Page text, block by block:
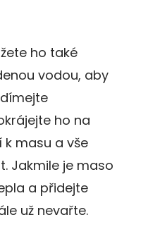
ho také
vodou, aby
ho na
k masu a vše
Jakmile je maso
a přidejte
už nevařte.